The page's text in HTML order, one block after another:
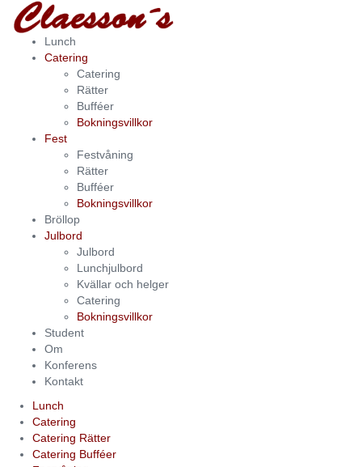
Lunch
Catering
Catering
Rätter
Bufféer
Bokningsvillkor
Fest
Festvåning
Rätter
Bufféer
Bokningsvillkor
Bröllop
Julbord
Julbord
Lunchjulbord
Kvällar och helger
Catering
Bokningsvillkor
Student
Om
Konferens
Kontakt
Lunch
Catering
Catering Rätter
Catering Bufféer